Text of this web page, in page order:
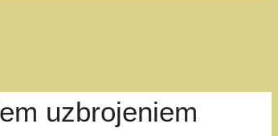
uzbrojeniem